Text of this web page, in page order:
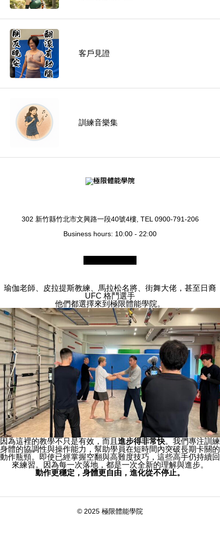
客戶見證
訓練音樂集
302 新竹縣竹北市文興路一段40號4樓, TEL 0900-791-206
Business hours: 10:00 - 22:00
瑜伽老師、皮拉提斯教練、馬拉松名將、街舞大佬，甚至日裔
UFC 格鬥選手
他們都選擇來到極限體能學院。
因為這裡的教學不只是有效，而且 進步得非常快。我們專注訓練
身體的協調性與操作能力，幫助學員在短時間內突破長期卡關的
動作瓶頸。即使已經掌握空翻與高難度技巧，這些高手仍持續回
來練習。因為每一次落地，都是一次全新的理解與進步。
動作更穩定，身體更自由，進化從不停止。
© 2025 極限體能學院
料金
クラス選びに迷う場合